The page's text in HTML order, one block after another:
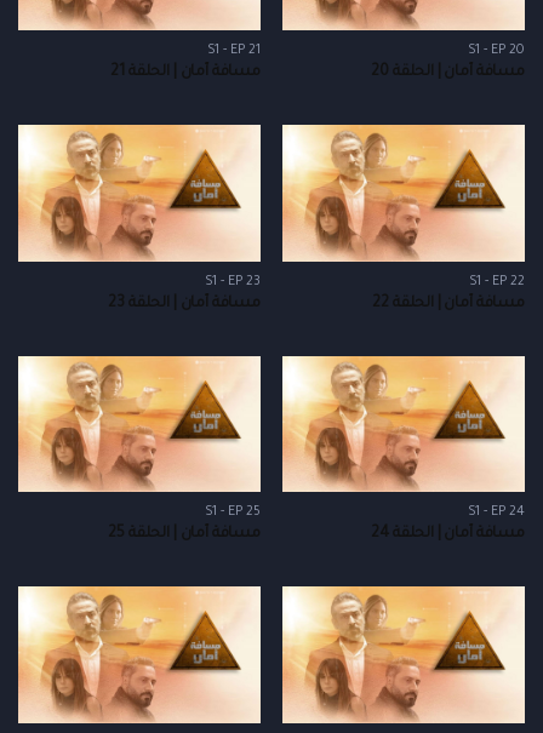
S1 - EP 20
مسافة أمان | الحلقة 20
S1 - EP 21
مسافة أمان | الحلقة 21
S1 - EP 22
مسافة أمان | الحلقة 22
S1 - EP 23
مسافة أمان | الحلقة 23
S1 - EP 24
مسافة أمان | الحلقة 24
S1 - EP 25
مسافة أمان | الحلقة 25